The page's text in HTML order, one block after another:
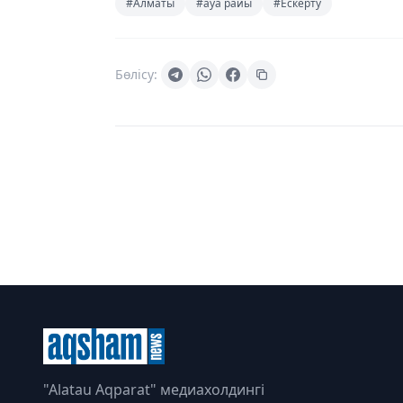
#Алматы #ауа райы #Ескерту
Бөлісу:
"Alatau Aqparat" медиахолдингі